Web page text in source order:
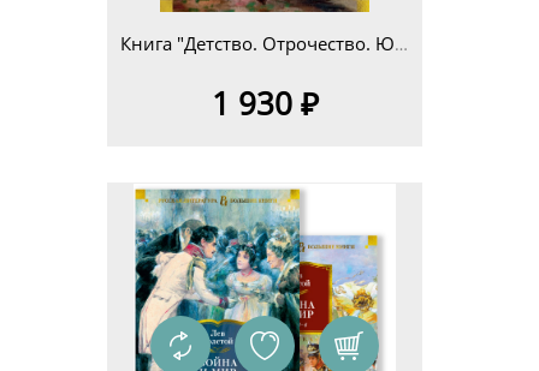
Книга "Детство. Отрочество. Юность. Повести и рассказы" Л. Н. Толстой (серия "Русская литература. Большие книги")
1 930 ₽